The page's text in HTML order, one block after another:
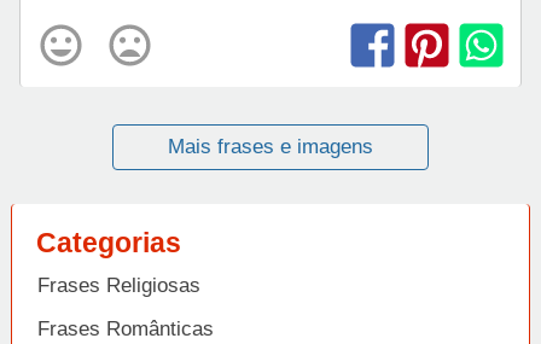
Mais frases e imagens
Categorias
Frases Religiosas
Frases Românticas